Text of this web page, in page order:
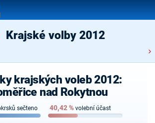
Krajské volby 2012
krajských voleb 2012:
nad Rokytnou
sečteno 40,42% volební účast